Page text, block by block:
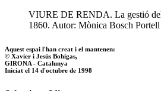
VIURE DE RENDA. La gestió
1860. Autor: Mònica Bosch
Aquest espai l'han creat i el mantenen:
© Xavier i Jesús Bohigas,
GIRONA - Catalunya
Iniciat el 14 d'octubre de 1998